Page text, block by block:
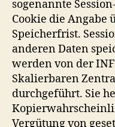
sogenannte
Cookie die Angabe
Speicherfrist.
anderen Daten
werden von der
Skalierbaren
durchgeführt. Sie
Vergütung von